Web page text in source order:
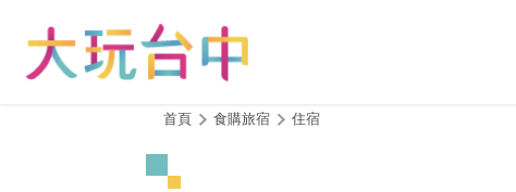
首頁 食購旅宿 住宿